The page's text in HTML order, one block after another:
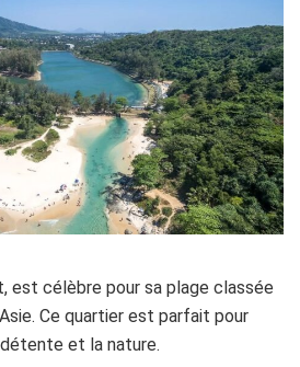
est célèbre pour sa plage classée
Ce quartier est parfait pour
et la nature.